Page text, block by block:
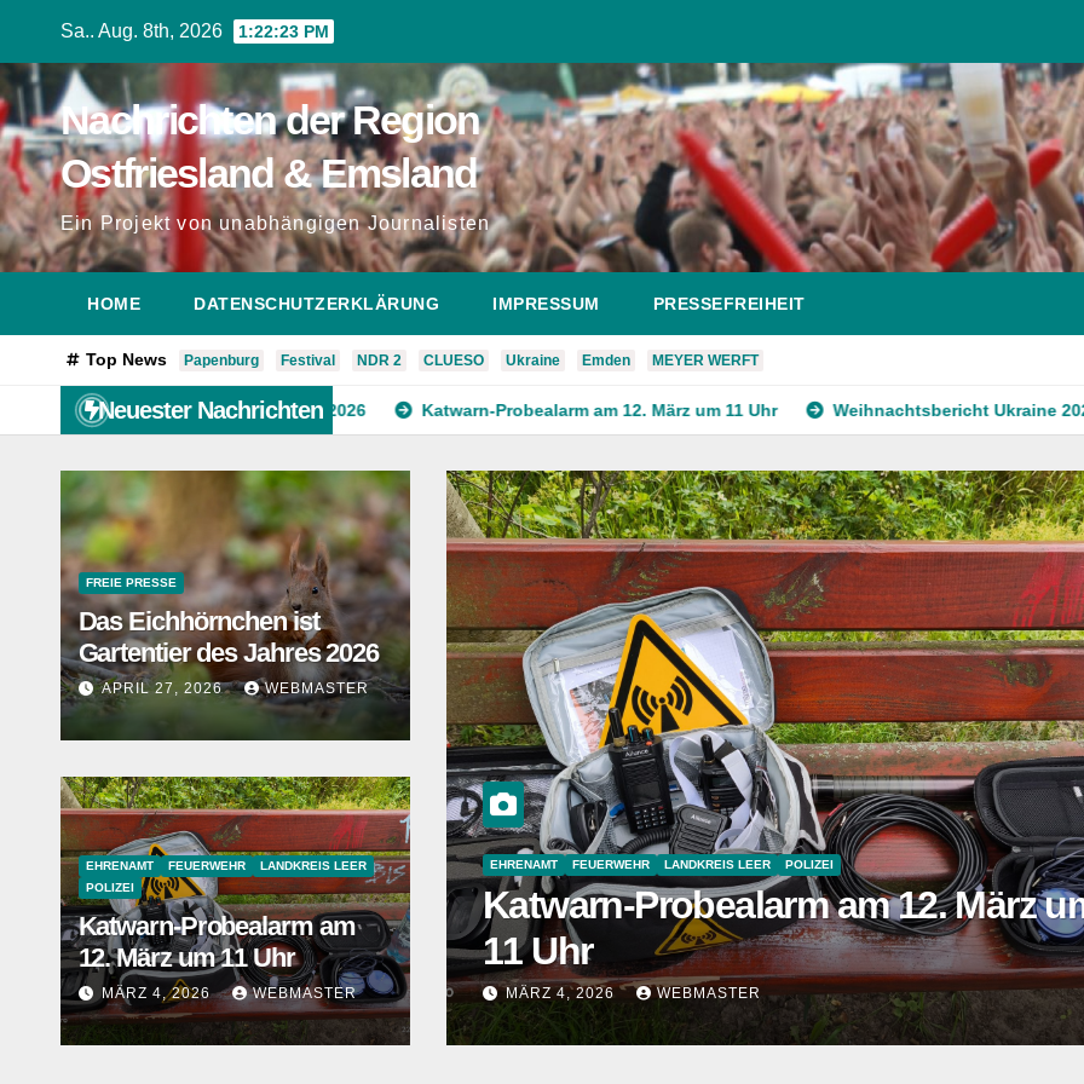
springen
Sa.. Aug. 8th, 2026 1:22:25 PM
Nachrichten der Region
Ostfriesland & Emsland
Ein Projekt von unabhängigen Journalisten
HOME DATENSCHUTZERKLÄRUNG IMPRESSUM PRESSEFREIHEIT
Top News Papenburg Festival NDR 2 CLUESO Ukraine Emden MEYER WERFT
Neuester Nachrichten
Gartentier des Jahres 2026 Katwarn-Probealarm am 12. März um 11 Uhr Weihnachtsbericht Ukraine 2025 GUNS
FREIE PRESSE
Das Eichhörnchen ist
Gartentier des Jahres 2026
APRIL 27, 2026 WEBMASTER
EHRENAMT FEUERWEHR
LANDKREIS LEER
POLIZEI
Katwarn-Probealarm am
12. März um 11 Uhr
MÄRZ 4, 2026 WEBMASTER
POLIZEI
am 12. März um FREIE PRESSE
Weihnachtsbericht Ukraine 2025
DEZEMBER 29, 2025 WEBMASTER